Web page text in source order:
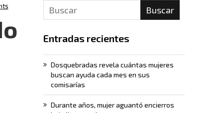
Buscar
Entradas recientes
Dosquebradas revela cuántas mujeres
buscan ayuda cada mes en sus
comisarías
Durante años, mujer aguantó encierros